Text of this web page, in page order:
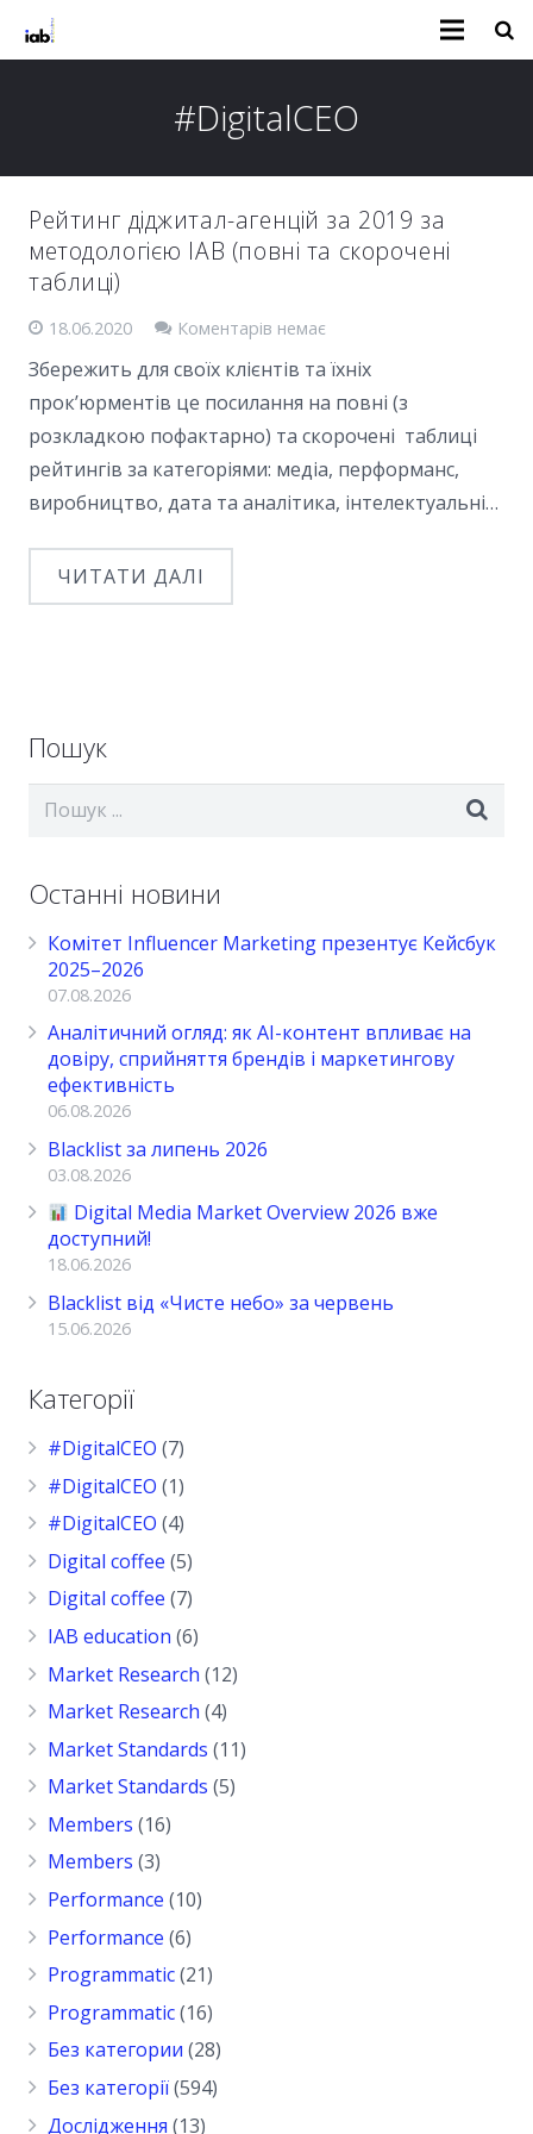
#DigitalCEO
Рейтинг діджитал-агенцій за 2019 за
методологією IAB (повні та скорочені
таблиці)
18.06.2020 Коментарів немає
Збережить для своїх клієнтів та їхніх
прок’юрментів це посилання на повні (з
розкладкою пофактарно) та скорочені таблиці
рейтингів за категоріями: медіа, перформанс,
виробництво, дата та аналітика, інтелектуальні…
ЧИТАТИ ДАЛІ
Пошук
Останні новини
Комітет Influencer Marketing презентує Кейсбук
2025–2026
07.08.2026
Аналітичний огляд: як AI-контент впливає на
довіру, сприйняття брендів і маркетингову
ефективність
06.08.2026
Blacklist за липень 2026
03.08.2026
Digital Media Market Overview 2026 вже
доступний!
18.06.2026
Blacklist від «Чисте небо» за червень
15.06.2026
Категорії
#DigitalCEO (7)
#DigitalCEO (1)
#DigitalCEO (4)
Digital coffee (5)
Digital coffee (7)
IAB education (6)
Market Research (12)
Market Research (4)
Market Standards (11)
Market Standards (5)
Members (16)
Members (3)
Performance (10)
Performance (6)
Programmatic(21)
Programmatic(16)
Без категории (28)
Без категорії(594)
Дослідження (13)